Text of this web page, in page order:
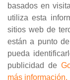
basados en
utiliza esta
sitios web de
están a punto
pueda
publicidad de
más información.